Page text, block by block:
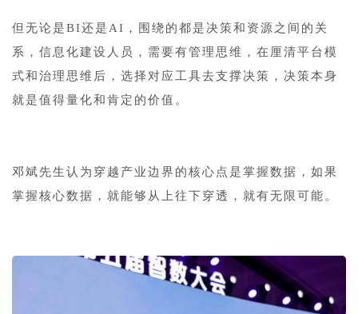
但无论是BI还是AI，围绕的都是决策和资源之间的关
系，信息化建设人员，需要有管理思维，在厘清平台模
式和治理思维后，选择对应工具去支撑决策，决策本身
就是值得量化和肯定的价值。
邓斌先生认为穿越产业边界的核心点是掌握数据，如果
掌握核心数据，就能够从上往下穿透，就有无限可能。